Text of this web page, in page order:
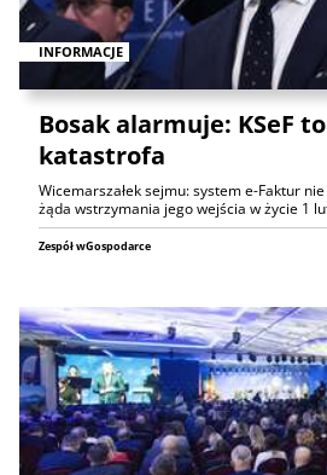
INFORMACJE
Bosak alarmuje: KSeF
katastrofa
Wicemarszałek sejmu: system e-Faktur
żąda wstrzymania jego wejścia w życie 1
Zespół wGospodarce